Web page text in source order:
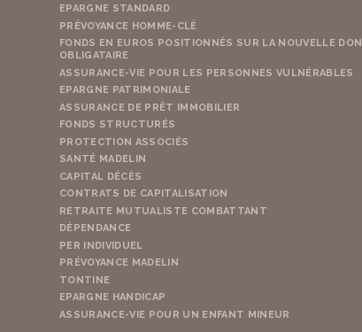
EPARGNE STANDARD
PRÉVOYANCE HOMME-CLÉ
FONDS EN EUROS POSITIONNÉS SUR LA NOUVELLE
OBLIGATAIRE
ASSURANCE-VIE POUR LES PERSONNES VULNÉRABLES
EPARGNE PATRIMONIALE
ASSURANCE DE PRÊT IMMOBILIER
FONDS STRUCTURÉS
PROTECTION ASSOCIÉS
SANTÉ MADELIN
CAPITAL DÉCÈS
CONTRATS DE CAPITALISATION
RETRAITE MUTUALISTE COMBATTANT
DÉPENDANCE
PER INDIVIDUEL
PRÉVOYANCE MADELIN
TONTINE
EPARGNE HANDICAP
ASSURANCE-VIE POUR UN ENFANT MINEUR